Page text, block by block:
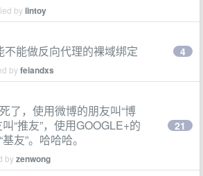
bylintoy
不能做反向代理的裸域绑定
byfeiandxs
4
了，使用微博的朋友叫“博
“推友”，使用GOOGLE+的
友”。哈哈哈。
byzenwong
21